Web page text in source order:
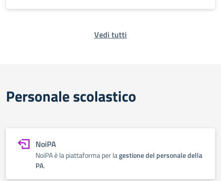
Vedi tutti
Personale scolastico
NoiPA
NoiPA è la piattaforma per lagestione del personale della
PA.